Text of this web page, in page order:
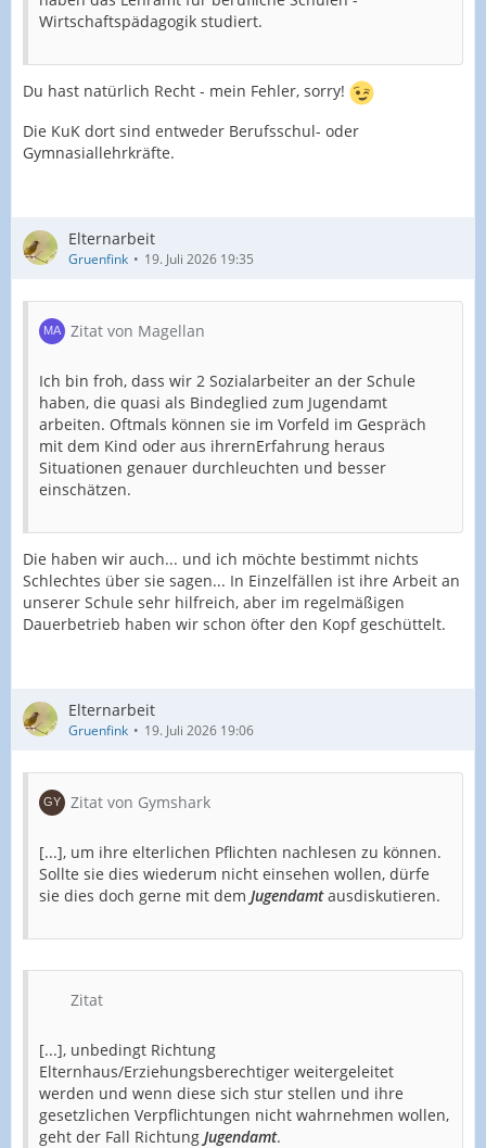
Wirtschaftspädagogik studiert.
Du hast natürlich Recht - mein Fehler, sorry!
Die KuK dort sind entweder Berufsschul- oder
Gymnasiallehrkräfte.
Elternarbeit
Gruenfink 19. Juli 2026 19:35
Zitat von Magellan
Ich bin froh, dass wir 2 Sozialarbeiter an der Schule
haben, die quasi als Bindeglied zum Jugendamt
arbeiten. Oftmals können sie im Vorfeld im Gespräch
mit dem Kind oder aus ihrernErfahrung heraus
Situationen genauer durchleuchten und besser
einschätzen.
Die haben wir auch... und ich möchte bestimmt nichts
Schlechtes über sie sagen... In Einzelfällen ist ihre Arbeit an
unserer Schule sehr hilfreich, aber im regelmäßigen
Dauerbetrieb haben wir schon öfter den Kopf geschüttelt.
Elternarbeit
Gruenfink 19. Juli 2026 19:06
Zitat von Gymshark
[...], um ihre elterlichen Pflichten nachlesen zu können.
Sollte sie dies wiederum nicht einsehen wollen, dürfe
sie dies doch gerne mit dem Jugendamtausdiskutieren.
Zitat
[...], unbedingt Richtung
Elternhaus/Erziehungsberechtiger weitergeleitet
werden und wenn diese sich stur stellen und ihre
gesetzlichen Verpflichtungen nicht wahrnehmen wollen,
geht der Fall Richtung Jugendamt.